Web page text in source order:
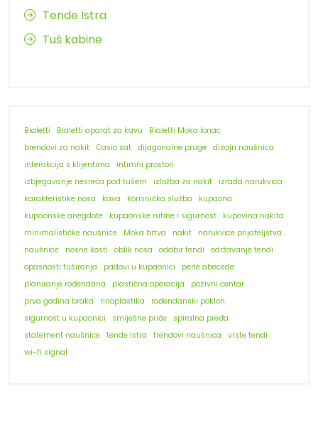
Tende Istra
Tuš kabine
Bialetti Bialetti aparat za kavu
Bialetti Moka lonac
brendovi za nakit Casio sat dijagonalne pruge dizajn naušnica
interakcija s klijentima
intimni prostori
izbjegavanje nesreća pod tušem
izložba za nakit izrada narukvica
karakteristike nosa
kava korisnička služba
kupaona
kupaonske anegdote
kupaonske rutine i sigurnost
kupovina nakita
minimalističke naušnice
Moka brtva nakit
narukvice prijateljstva
naušnice
nosne kosti oblik nosa odabir tendi
održavanje tendi
opasnosti tuširanja
padovi u kupaonici
perle abecede
planiranje rođendana
plastična operacija
pozivni centar
prva godina braka
rinoplastika
rođendanski poklon
sigurnost u kupaonici
smiješne priče
spiralna pređa
statement naušnice tende Istra trendovi naušnica
vrste tendi
wi-fi signal